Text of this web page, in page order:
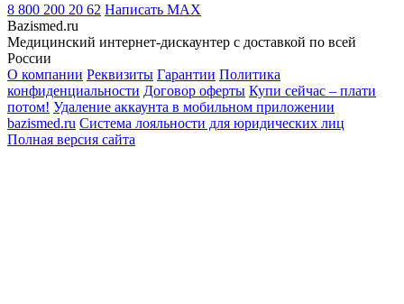
8 800 200 20 62 Написать MAX
Bazismed.ru
Медицинский интернет-дискаунтер с доставкой по всей
России
О компании Реквизиты Гарантии Политика
конфиденциальности Договор оферты Купи сейчас – плати
потом! Удаление аккаунта в мобильном приложении
bazismed.ru Система лояльности для юридических лиц
Полная версия сайта